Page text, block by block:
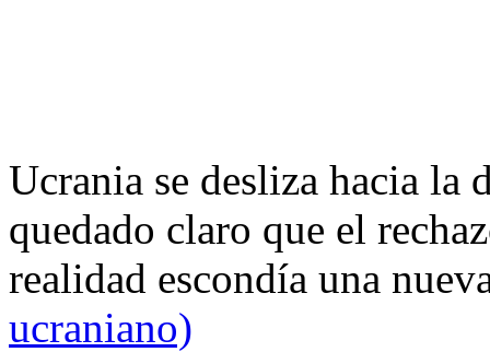
Ucrania se desliza hacia
quedado claro que el
realidad escondía una
ucraniano)